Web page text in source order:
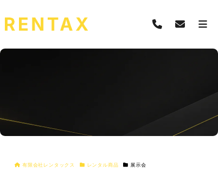
有限会社レンタックス レンタル商品 展示会